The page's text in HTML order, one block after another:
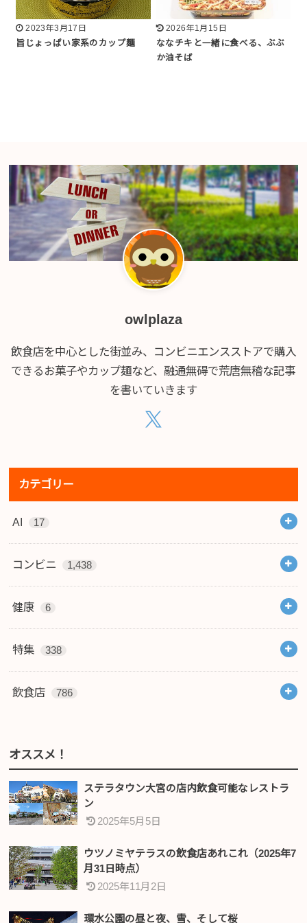
2023年3月17日
旨じょっぱい家系のカップ麺
2026年1月15日
ななチキと一緒に食べる、ぶぶ
か油そば
owlplaza
飲食店を中心とした街並み、コンビニエンスストアで購入
できるお菓子やカップ麺など、融通無碍で荒唐無稽な記事
を書いていきます
カテゴリー
AI 17
コンビニ 1,438
健康 6
特集 338
飲食店 786
オススメ！
ステラタウン大宮の店内飲食可能なレストラ
ン
2025年5月5日
ウツノミヤテラスの飲食店あれこれ（2025年7
月31日時点）
2025年11月2日
環水公園の昼と夜、雪、そして桜